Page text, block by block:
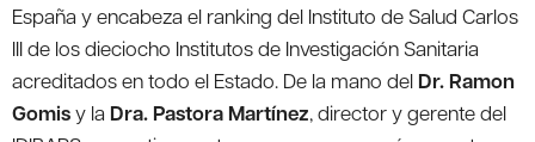
España y encabeza el ranking del Instituto de Salud Carlos
III de los dieciocho Institutos de Investigación Sanitaria
acreditados en todo el Estado. De la mano del Dr. Ramon
Gomisy la Dra. Pastora Martínez, director y gerente del